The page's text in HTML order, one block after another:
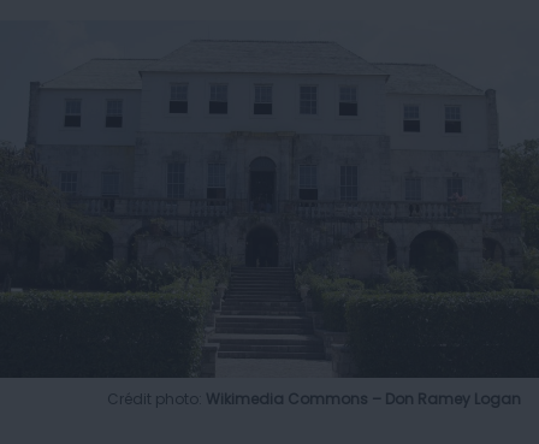
Crédit photo: Wikimedia Commons – Don Ramey Logan